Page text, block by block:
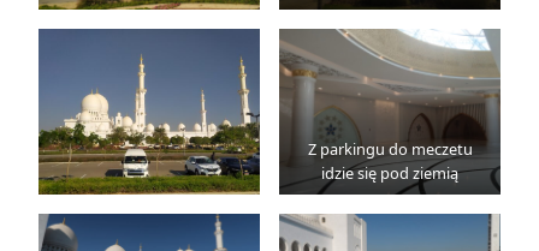
Z parkingu do meczetu
idzie się pod ziemią